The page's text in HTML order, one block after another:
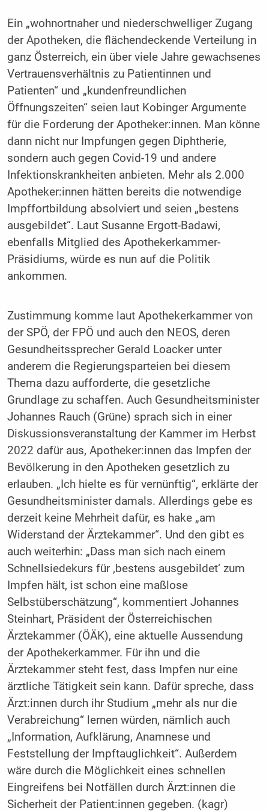
Ein „wohnortnaher und niederschwelliger Zugang
der Apotheken, die flächendeckende Verteilung in
ganz Österreich, ein über viele Jahre gewachsenes
Vertrauensverhältnis zu Patientinnen und
Patienten“ und „kundenfreundlichen
Öffnungszeiten“ seien laut Kobinger Argumente
für die Forderung der Apotheker:innen. Man könne
dann nicht nur Impfungen gegen Diphtherie,
sondern auch gegen Covid-19 und andere
Infektionskrankheiten anbieten. Mehr als 2.000
Apotheker:innen hätten bereits die notwendige
Impffortbildung absolviert und seien „bestens
ausgebildet“. Laut Susanne Ergott-Badawi,
ebenfalls Mitglied des Apothekerkammer-
Präsidiums, würde es nun auf die Politik
ankommen.
Zustimmung komme laut Apothekerkammer von
der SPÖ, der FPÖ und auch den NEOS, deren
Gesundheitssprecher Gerald Loacker unter
anderem die Regierungsparteien bei diesem
Thema dazu aufforderte, die gesetzliche
Grundlage zu schaffen. Auch Gesundheitsminister
Johannes Rauch (Grüne) sprach sich in einer
Diskussionsveranstaltung der Kammer im Herbst
2022 dafür aus, Apotheker:innen das Impfen der
Bevölkerung in den Apotheken gesetzlich zu
erlauben. „Ich hielte es für vernünftig“, erklärte der
Gesundheitsminister damals. Allerdings gebe es
derzeit keine Mehrheit dafür, es hake „am
Widerstand der Ärztekammer“. Und den gibt es
auch weiterhin: „Dass man sich nach einem
Schnellsiedekurs für ‚bestens ausgebildet‘ zum
Impfen hält, ist schon eine maßlose
Selbstüberschätzung“, kommentiert Johannes
Steinhart, Präsident der Österreichischen
Ärztekammer (ÖÄK), eine aktuelle Aussendung
der Apothekerkammer. Für ihn und die
Ärztekammer steht fest, dass Impfen nur eine
ärztliche Tätigkeit sein kann. Dafür spreche, dass
Ärzt:innen durch ihr Studium „mehr als nur die
Verabreichung“ lernen würden, nämlich auch
„Information, Aufklärung, Anamnese und
Feststellung der Impftauglichkeit“. Außerdem
wäre durch die Möglichkeit eines schnellen
Eingreifens bei Notfällen durch Ärzt:innen die
Sicherheit der Patient:innen gegeben. (kagr)